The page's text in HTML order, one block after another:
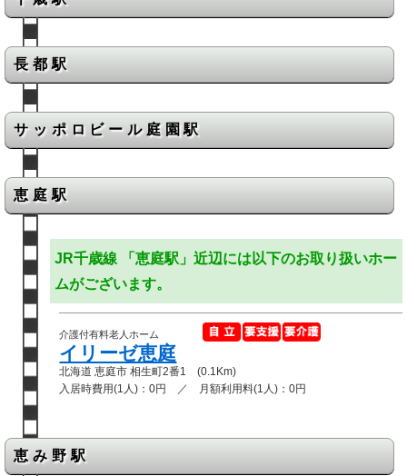
長都駅
サッポロビール庭園駅
恵庭駅
JR千歳線 「恵庭駅」近辺には以下のお取り扱いホー
ムがございます。
介護付有料老人ホーム
イリーゼ恵庭
北海道 恵庭市 相生町2番1 (0.1Km)
入居時費用(1人)：0円 ／ 月額利用料(1人)：0円
恵み野駅